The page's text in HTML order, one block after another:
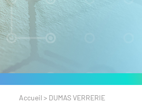
Accueil > DUMAS VERRERIE